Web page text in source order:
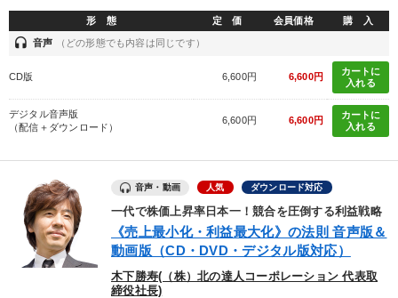
形 態 定 価 会員価格 購 入
headset 音声 （どの形態でも内容は同じです）
CD版 6,600円 6,600円
カートに
入れる
デジタル音声版
（配信＋ダウンロード）
6,600円 6,600円
カートに
入れる
音声・動画 人気 ダウンロード対応
一代で株価上昇率日本一！競合を圧倒する利益戦略
《売上最小化・利益最大化》の法則 音声版＆
動画版（CD・DVD・デジタル版対応）
木下勝寿(（株）北の達人コーポレーション 代表取
締役社長)